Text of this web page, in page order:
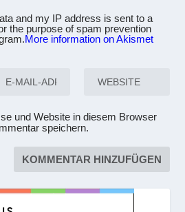
and my IP address is sent to a
the purpose of spam prevention
More information on Akismet
und Website in diesem Browser
speichern.